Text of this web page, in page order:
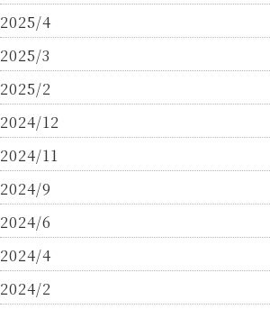
2025/4
2025/3
2025/2
2024/12
2024/11
2024/9
2024/6
2024/4
2024/2